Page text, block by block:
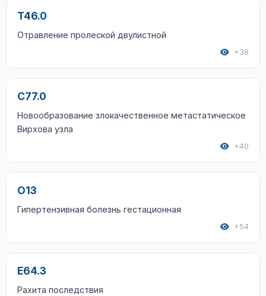
T46.0
Отравление пролеской двулистной
+38
C77.0
Новообразование злокачественное метастатическое
Вирхова узла
+40
O13
Гипертензивная болезнь гестационная
+54
E64.3
Рахита последствия